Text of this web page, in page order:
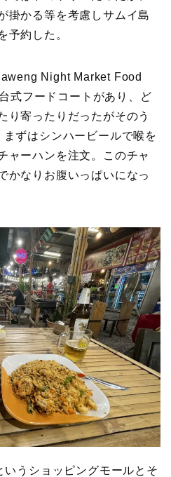
掛かる等を考慮しサムイ島
予約した。
Night Market Food
式フードコートがあり、ど
り寄ったりだったがそのう
ずはシンハービールで喉を
ャーハンを注文。このチャ
かなりお腹いっぱいになっ
うショッピングモールとそ